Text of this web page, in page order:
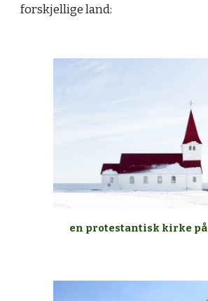
forskjellige land:
en protestantisk kirke på